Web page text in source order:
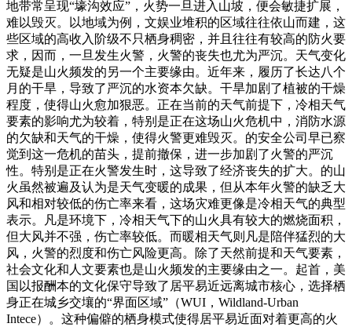
地带常呈现“壕沟效应”，火势一旦进入山坡，便会敏捷扩展，
难以毁灭。以地域为例，文娱业堆积的区域往往依山而建，这
些区域的高收入阶级不只栖身稠密，并且往往有较高的防火要
求，因而，一旦发生火警，火警的丧失也尤为严沉。天气变化
无疑是山火频发的另一个主要缘由。近年来，履历了长达八个
月的干旱，导致了严沉的水资本欠缺。干旱加剧了植被的干燥
程度，使得山火愈加狠恶。正在当前的天气前提下，冷相天气
要素的影响尤为较着，特别是正在这场山火危机中，消防水源
的欠缺和天气的干燥，使得火警更难毁灭。的安全公司早已察
觉到这一危机的苗头，提前撤保，进一步加剧了火警的严沉
性。特别是正在火警发生时，这导致了经济丧失的扩大。的山
火虽然被遍及认为是天气变暖的成果，但从本年火警的缺乏大
风和相对较低的伤亡率来看，这场灾难更像是冷相天气的典型
表示。凡是环境下，冷相天气下的山火具有较大的燃烧面积，
但大风并不强，伤亡率较低。而暖相天气则凡是陪伴猛烈的大
风，火警的烈度和伤亡风险更高。除了天然前提和天气要素，
社会文化和人文要素也是山火频发的主要缘由之一。起首，美
国以报酬本的文化保守导致了居平易近远离城市核心，选择栖
身正在城乡交壤的“界面区域”（WUI，Wildland-Urban
Intece）。这种偏僻的栖身模式使得居平易近面对着更高的火